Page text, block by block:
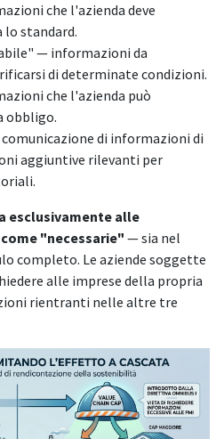
che l'azienda deve
lo standard.
— informazioni da
di determinate condizioni.
che l'azienda può
obbligo.
di informazioni di
aggiuntive rilevanti per
esclusivamente alle
"necessarie" — sia nel
completo. Le aziende soggette
alle imprese della propria
rientranti nelle altre tre